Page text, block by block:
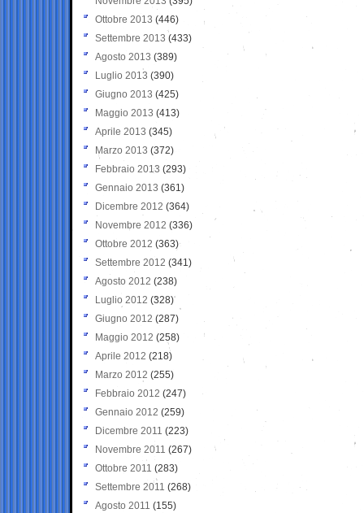
Ottobre 2013 (446)
Settembre 2013 (433)
Agosto 2013 (389)
Luglio 2013 (390)
Giugno 2013 (425)
Maggio 2013 (413)
Aprile 2013 (345)
Marzo 2013 (372)
Febbraio 2013 (293)
Gennaio 2013 (361)
Dicembre 2012 (364)
Novembre 2012 (336)
Ottobre 2012 (363)
Settembre 2012 (341)
Agosto 2012 (238)
Luglio 2012 (328)
Giugno 2012 (287)
Maggio 2012 (258)
Aprile 2012 (218)
Marzo 2012 (255)
Febbraio 2012 (247)
Gennaio 2012 (259)
Dicembre 2011 (223)
Novembre 2011 (267)
Ottobre 2011 (283)
Settembre 2011 (268)
Agosto 2011 (155)